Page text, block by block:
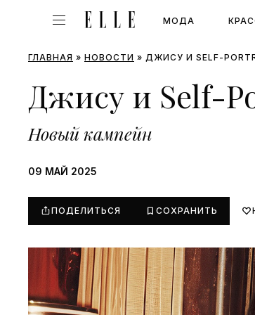
МОДА
ГЛАВНАЯ » НОВОСТИ » ДЖИСУ И SELF-
Джису и Self-
Новый кампейн
09 МАЙ 2025
ПОДЕЛИТЬСЯ СОХРАНИТЬ